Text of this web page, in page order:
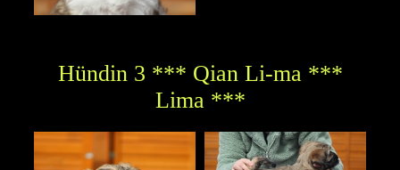
Hündin 3 *** Qian Li-ma ***
Lima ***